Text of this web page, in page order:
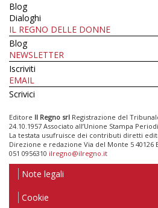
Blog
Dialoghi
IL REGNO DELLE DONNE
Blog
NEWSLETTER
Iscriviti
EMAIL
Scrivici
Editore Il Regno srl Registrazione del
24.10.1957 Associato all’Unione Stampa
La testata usufruisce dei contributi diretti
Direzione e redazione Via del Monte 5 40126
051 0956310 ilregno@ilregno.it
Note legali
Cookie